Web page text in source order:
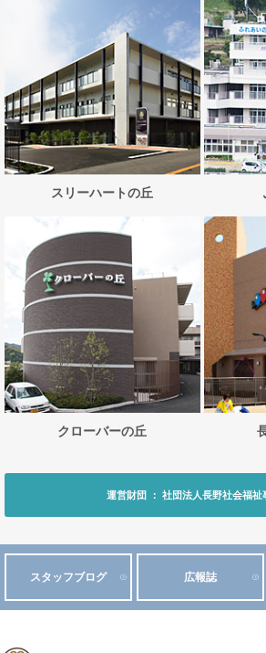
スリーハートの丘
クローバーの丘
運営財団 ： 社団法人長野社会福祉
スタッフブログ 広報誌